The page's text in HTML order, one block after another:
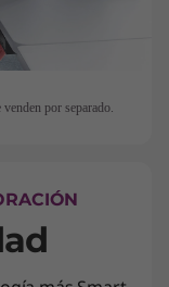
por separado.